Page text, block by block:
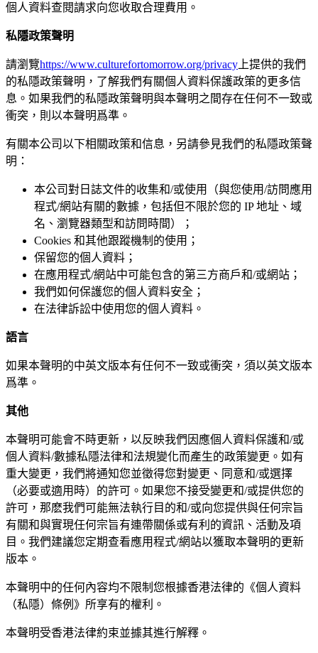
個人資料查閱請求向您收取合理費用。
私隱政策聲明
請瀏覽https://www.culturefortomorrow.org/privacy 上提供的我們
的私隱政策聲明，了解我們有關個人資料保護政策的更多信
息。如果我們的私隱政策聲明與本聲明之間存在任何不一致或
衝突，則以本聲明爲準。
有關本公司以下相關政策和信息，另請參見我們的私隱政策聲
明：
本公司對日誌文件的收集和/或使用（與您使用/訪問應用
程式/網站有關的數據，包括但不限於您的 IP 地址、域
名、瀏覽器類型和訪問時間）；
Cookies 和其他跟蹤機制的使用；
保留您的個人資料；
在應用程式/網站中可能包含的第三方商戶和/或網站；
我們如何保護您的個人資料安全；
在法律訴訟中使用您的個人資料。
語言
如果本聲明的中英文版本有任何不一致或衝突，須以英文版本
爲準。
其他
本聲明可能會不時更新，以反映我們因應個人資料保護和/或
個人資料/數據私隱法律和法規變化而產生的政策變更。如有
重大變更，我們將通知您並徵得您對變更、同意和/或選擇
（必要或適用時）的許可。如果您不接受變更和/或提供您的
許可，那麽我們可能無法執行目的和/或向您提供與任何宗旨
有關和與實現任何宗旨有連帶關係或有利的資訊、活動及項
目。我們建議您定期查看應用程式/網站以獲取本聲明的更新
版本。
本聲明中的任何內容均不限制您根據香港法律的《個人資料
（私隱）條例》所享有的權利。
本聲明受香港法律約束並據其進行解釋。